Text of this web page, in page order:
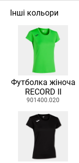
Інші кольори
Футболка жіноча
RECORD II
901400.020